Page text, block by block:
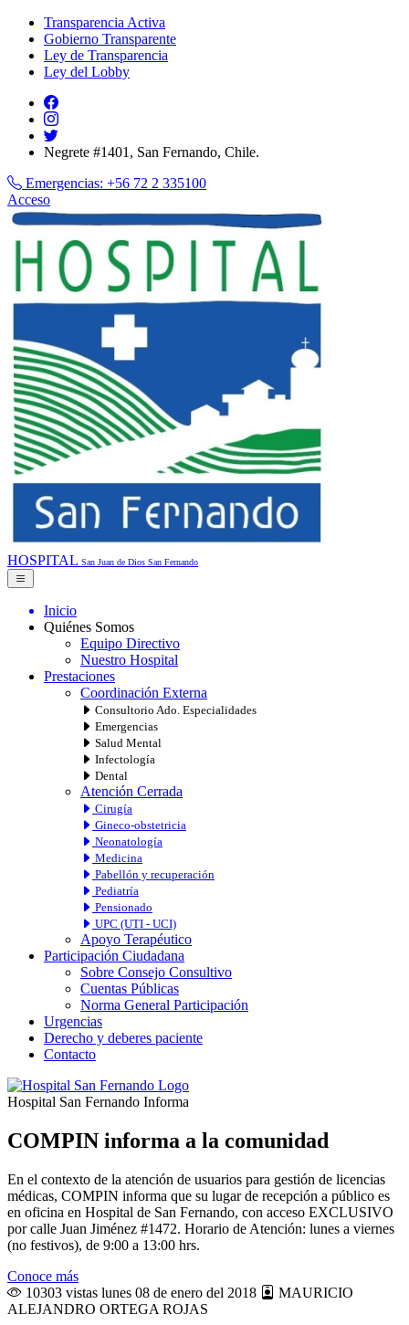
Transparencia Activa
Gobierno Transparente
Ley de Transparencia
Ley del Lobby
Negrete #1401, San Fernando, Chile.
Emergencias: +56 72 2 335100
Acceso
HOSPITAL San Juan de Dios San Fernando
Inicio
Quiénes Somos
Equipo Directivo
Nuestro Hospital
Prestaciones
Coordinación Externa
Consultorio Ado. Especialidades
Emergencias
Salud Mental
Infectología
Dental
Atención Cerrada
Cirugía
Gineco-obstetricia
Neonatología
Medicina
Pabellón y recuperación
Pediatría
Pensionado
UPC (UTI - UCI)
Apoyo Terapéutico
Participación Ciudadana
Sobre Consejo Consultivo
Cuentas Públicas
Norma General Participación
Urgencias
Derecho y deberes paciente
Contacto
Hospital San Fernando Informa
COMPIN informa a la comunidad
En el contexto de la atención de usuarios para gestión de licencias
médicas, COMPIN informa que su lugar de recepción a público es
en oficina en Hospital de San Fernando, con acceso EXCLUSIVO
por calle Juan Jiménez #1472. Horario de Atención: lunes a viernes
(no festivos), de 9:00 a 13:00 hrs.
Conoce más
10303 vistas lunes 08 de enero del 2018
MAURICIO
ALEJANDRO ORTEGA ROJAS